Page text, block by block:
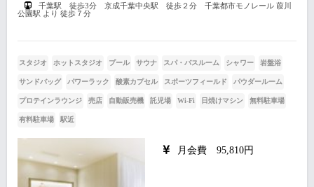
千葉駅 徒歩3分 京成千葉中央駅 徒歩２分 千葉都市モノレール 葭川
公園駅 より 徒歩７分
スタジオ ホットスタジオ プール サウナ スパ・バスルーム シャワー 岩盤浴
サンドバッグ パワーラック 酸素カプセル スポーツフィールド パウダールーム
プロテインラウンジ 売店 自動販売機 託児場 Wi-Fi 日焼けマシン 無料駐車場
有料駐車場 駅近
月会費 95,810円